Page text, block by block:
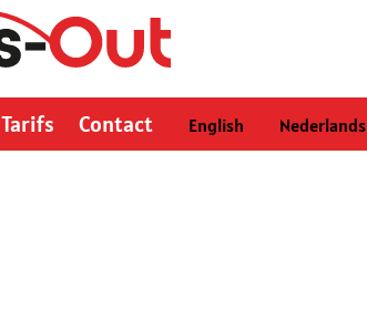
Tarifs Contact English Nederlands